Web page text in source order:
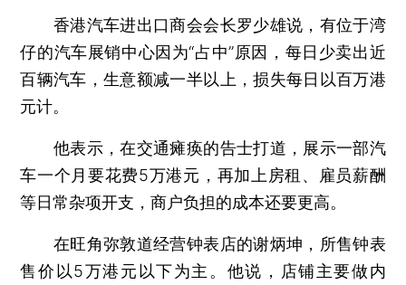
香港汽车进出口商会会长罗少雄说，有位于湾
仔的汽车展销中心因为“占中”原因，每日少卖出近
百辆汽车，生意额减一半以上，损失每日以百万港
元计。
他表示，在交通瘫痪的告士打道，展示一部汽
车一个月要花费5万港元，再加上房租、雇员薪酬
等日常杂项开支，商户负担的成本还要更高。
在旺角弥敦道经营钟表店的谢炳坤，所售钟表
售价以5万港元以下为主。他说，店铺主要做内